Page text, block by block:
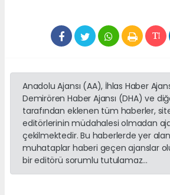
Anadolu Ajansı (AA), İhlas Haber
Demirören Haber Ajansı (DHA) ve
tarafından eklenen tüm haberler,
editörlerinin müdahalesi olmadan
çekilmektedir. Bu haberlerde yer
muhataplar haberi geçen ajanslar
bir editörü sorumlu tutulamaz...